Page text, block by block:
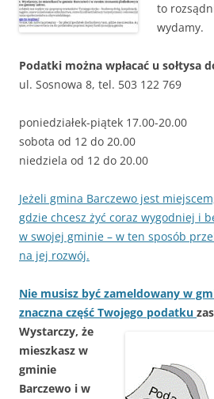
to
wydamy.
Podatki można wpłacać u sołtysa
ul. Sosnowa 8, tel. 503 122 769
poniedziałek-piątek 17.00-20.00
sobota od 12 do 20.00
niedziela od 12 do 20.00
Jeżeli gmina Barczewo jest
gdzie chcesz żyć coraz wygodniej i
w swojej gminie – w ten sposób
na jej rozwój.
Nie musisz być zameldowany w
znaczna część Twojego podatku
Wystarczy, że
mieszkasz w
gminie
Barczewo i w